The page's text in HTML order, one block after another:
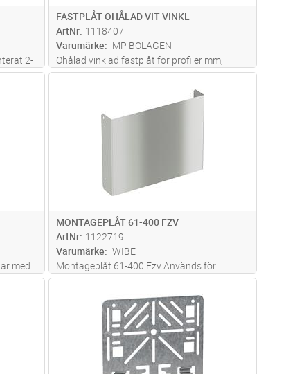
2-
FÄSTPLÅT OHÅLAD VIT VINKL
ArtNr 1118407
Varumärke
MP BOLAGEN
Ohålad vinklad fästplåt för profiler mm,
skruvas fast i underlaget.
med
Lägg i kundvagn
MONTAGEPLÅT 61-400 FZV
ArtNr 1122719
Varumärke
WIBE
Montageplåt 61-400 Fzv Används för
montage på vertikala kabelstegar,
fastmonteras i sidoprofilenLägg i kundvagn